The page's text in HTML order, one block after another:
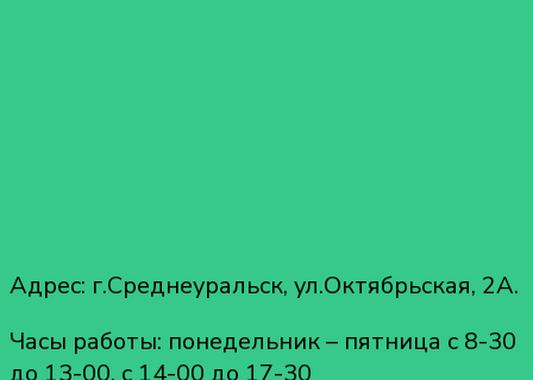
Адрес: г.Среднеуральск, ул.Октябрьская, 2А.
Часы работы: понедельник – пятница с 8-30